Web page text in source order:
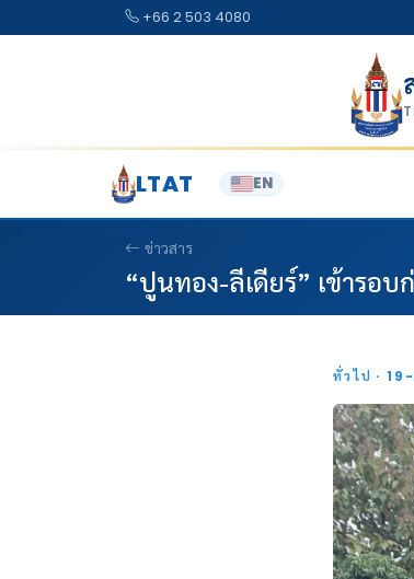
+66 2 503 4080
LTAT EN
ข่าวสาร
“ปูนทอง-ลีเดียร์” เข้ารอบ
ทั่วไป ·